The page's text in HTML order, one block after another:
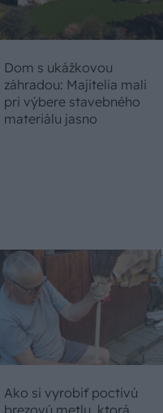
Dom s ukážkovou
záhradou: Majitelia mali
pri výbere stavebného
materiálu jasno
Ako si vyrobiť poctivú
brezovú metlu, ktorá